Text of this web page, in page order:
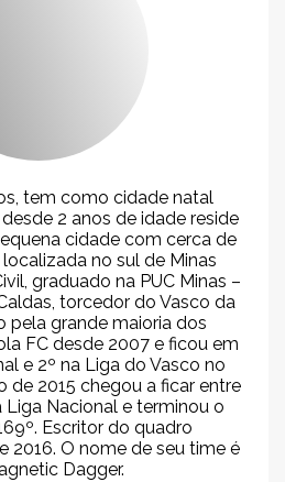
tem como cidade natal
2 anos de idade reside
cidade com cerca de
no sul de Minas
graduado na PUC Minas –
torcedor do Vasco da
pela grande maioria dos
FC desde 2007 e ficou em
e 2º na Liga do Vasco no
de 2015 chegou a ficar entre
Liga Nacional e terminou o
Escritor do quadro
2016. O nome de seu time é
Dagger.